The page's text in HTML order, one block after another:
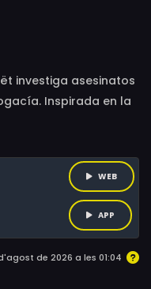
Thornhill, Dario
investiga asesinatos
Inspirada en la
de Italia.
WEB
APP
de 2026 a les 01:04